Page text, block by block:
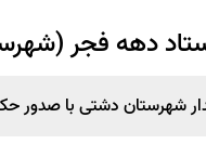
دهه فجر
شهرستان دشتی با صدور